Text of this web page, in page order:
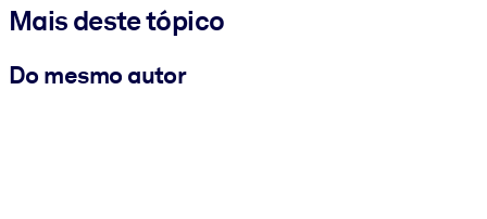
Mais deste tópico
Do mesmo autor